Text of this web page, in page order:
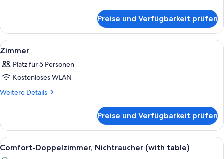
Preise und Verfügbarkeit prüfen
Alle
Fotos
für
Zimmer
anzeigen
Ein kompakter, mehrstöckiger
8
Zimmer
Platz für 5 Personen
Kostenloses WLAN
Weitere Details
Weitere
Preise und Verfügbarkeit prüfen
Alle
Fotos
Ein modernes Hotelzimmer mit
18
Comfort-Doppelzimmer, Nichtraucher (with table)